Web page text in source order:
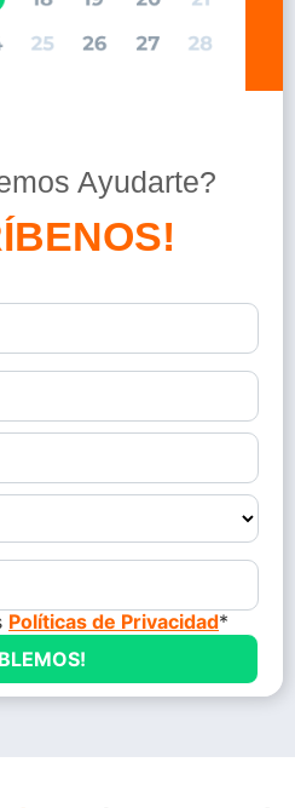
Ayudarte?
D
Políticas de Privacidad*